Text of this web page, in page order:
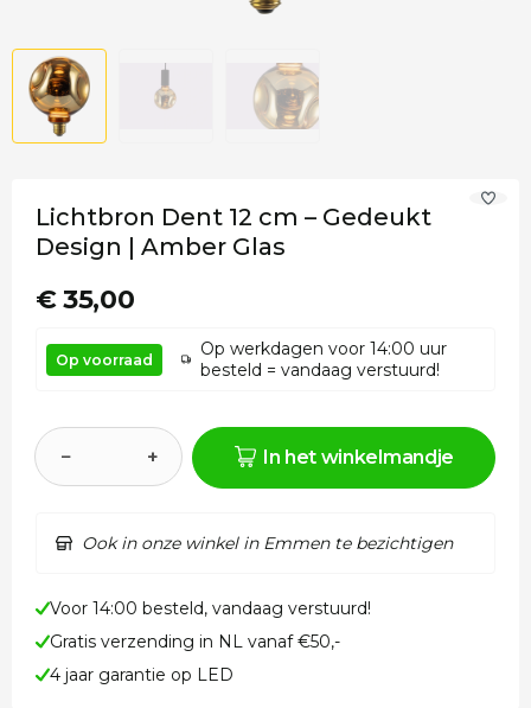
Lichtbron Dent 12 cm – Gedeukt
Design | Amber Glas
€ 35,00
Op voorraad
Op werkdagen voor 14:00 uur
besteld = vandaag verstuurd!
− + In het winkelmandje
Ook in onze winkel in Emmen te bezichtigen
Voor 14:00 besteld, vandaag verstuurd!
Gratis verzending in NL vanaf €50,-
4 jaar garantie op LED